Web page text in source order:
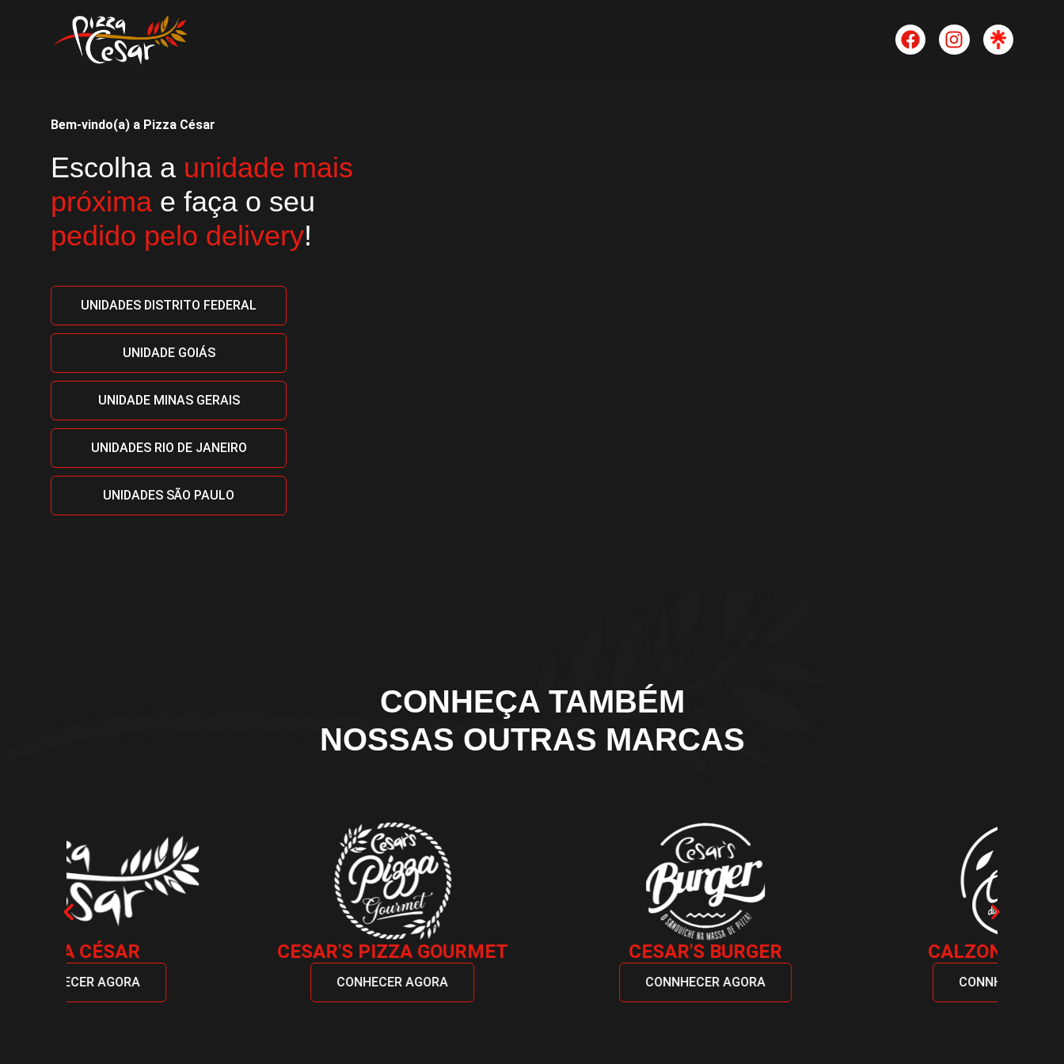
Bem-vindo(a) a Pizza César
Escolha a unidade mais
próxima e faça o seu
pedido pelo delivery!
UNIDADES DISTRITO FEDERAL
UNIDADE GOIÁS
UNIDADE MINAS GERAIS
UNIDADES RIO DE JANEIRO
UNIDADES SÃO PAULO
CONHEÇA TAMBÉM
NOSSAS OUTRAS MARCAS
CESAR'S PIZZA GOURMET CESAR'S BURGER CALZONE DO CÉSAR